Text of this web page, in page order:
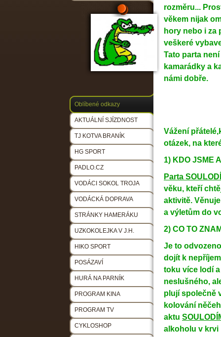
rozměru...
věkem nijak
hory nebo i za
veškeré
Tato parta
kamarádky a
námi dobře.
Vážení
otázek, na
1) KDO
Parta
věku, kteří
aktivitě.
a výletům do
2) CO TO
Je to
dojít k
toku více lodí
neslušného,
plují společně
kolování
aktu
alkoholu v krvi
Oblíbené odkazy
AKTUÁLNÍ SJÍZDNOST
TJ KOTVA BRANÍK
HG SPORT
PADLO.CZ
VODÁCI SOKOL TROJA
VODÁCKÁ DOPRAVA
STRÁNKY HAMERÁKU
UZKOKOLEJKA V J.H.
HIKO SPORT
POSÁZAVÍ
HURÁ NA PARNÍK
PROGRAM KINA
PROGRAM TV
CYKLOSHOP